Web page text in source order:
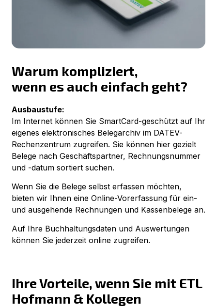
Warum kompliziert,
wenn es auch einfach geht?
Ausbaustufe:
Im Internet können Sie SmartCard-geschützt auf Ihr
eigenes elektronisches Belegarchiv im DATEV-
Rechenzentrum zugreifen. Sie können hier gezielt
Belege nach Geschäftspartner, Rechnungsnummer
und -datum sortiert suchen.
Wenn Sie die Belege selbst erfassen möchten,
bieten wir Ihnen eine Online-Vorerfassung für ein-
und ausgehende Rechnungen und Kassenbelege an.
Auf Ihre Buchhaltungsdaten und Auswertungen
können Sie jederzeit online zugreifen.
Ihre Vorteile, wenn Sie mit ETL
Hofmann & Kollegen